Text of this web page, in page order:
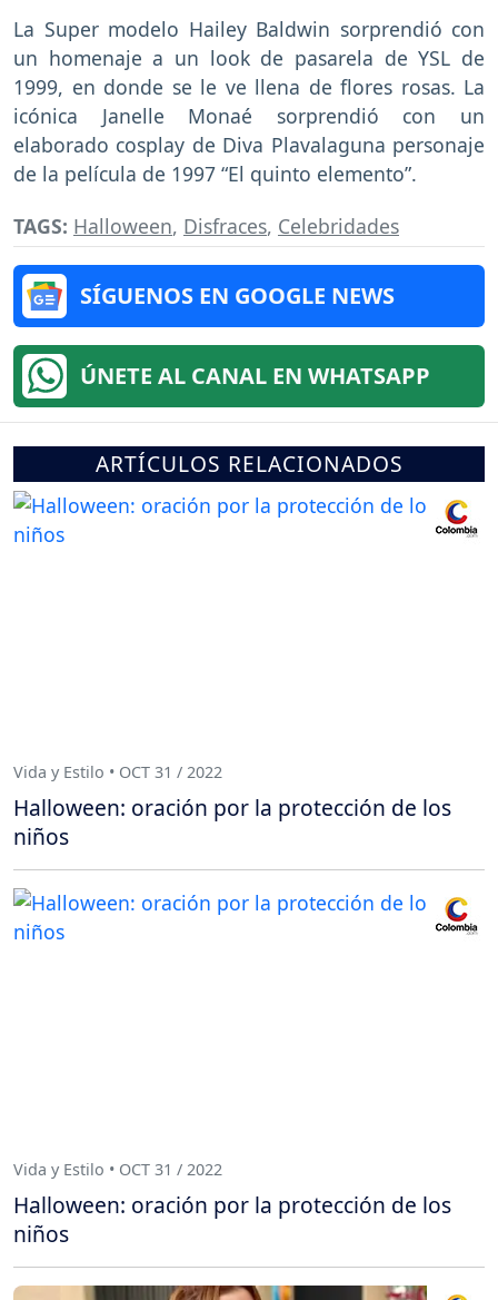
La Super modelo Hailey Baldwin sorprendió con
un homenaje a un look de pasarela de YSL de
1999, en donde se le ve llena de flores rosas. La
icónica Janelle Monaé sorprendió con un
elaborado cosplay de Diva Plavalaguna personaje
de la película de 1997 “El quinto elemento”.
TAGS: Halloween, Disfraces, Celebridades
SÍGUENOS EN GOOGLE NEWS
ÚNETE AL CANAL EN WHATSAPP
ARTÍCULOS RELACIONADOS
Vida y Estilo • OCT 31 / 2022
Halloween: oración por la protección de los
niños
Vida y Estilo • OCT 31 / 2022
Halloween: oración por la protección de los
niños